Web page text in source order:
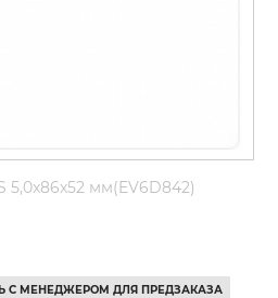
5,0x86x52 мм(EV6D842)
С МЕНЕДЖЕРОМ ДЛЯ ПРЕДЗАКАЗА